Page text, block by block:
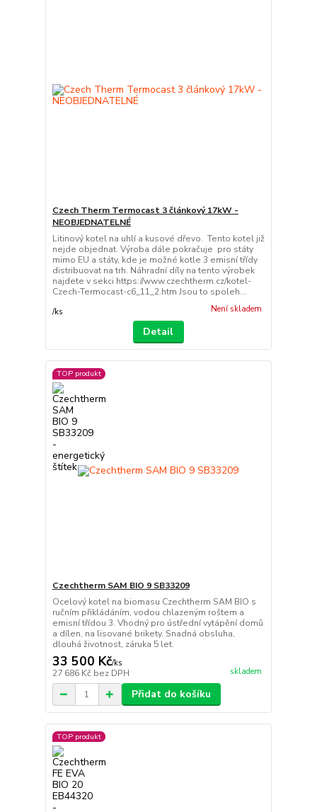
Czech Therm Termocast 3 článkový 17kW -
NEOBJEDNATELNÉ
Litinový kotel na uhlí a kusové dřevo. Tento kotel již
nejde objednat. Výroba dále pokračuje pro státy
mimo EU a státy, kde je možné kotle 3 emisní třídy
distribuovat na trh. Náhradní díly na tento výrobek
najdete v sekci https://www.czechtherm.cz/kotel-
Czech-Termocast-c6_11_2.htm Jsou to spoleh...
/ks Není skladem
Detail
TOP produkt
Czechtherm SAM BIO 9 SB33209
Ocelový kotel na biomasu Czechtherm SAM BIO s
ručním přikládáním, vodou chlazeným roštem a
emisní třídou 3. Vhodný pro ústřední vytápění domů
a dílen, na lisované brikety. Snadná obsluha,
dlouhá životnost, záruka 5 let.
33 500 Kč/ks
27 686 Kč bez DPH skladem
Přidat do košíku
TOP produkt